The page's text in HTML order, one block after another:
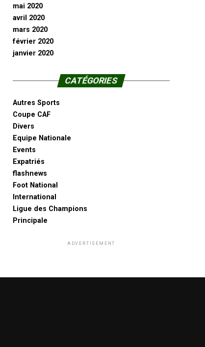
mai 2020
avril 2020
mars 2020
février 2020
janvier 2020
CATÉGORIES
Autres Sports
Coupe CAF
Divers
Equipe Nationale
Events
Expatriés
flashnews
Foot National
International
Ligue des Champions
Principale
ADVERTISEMENT